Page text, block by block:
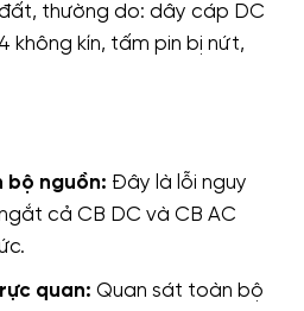
thường do: dây cáp DC
không kín, tấm pin bị nứt,
bộ nguồn: Đây là lỗi nguy
cả CB DC và CB AC
quan: Quan sát toàn bộ